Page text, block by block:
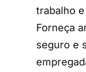
trabalho
Forneça
seguro e